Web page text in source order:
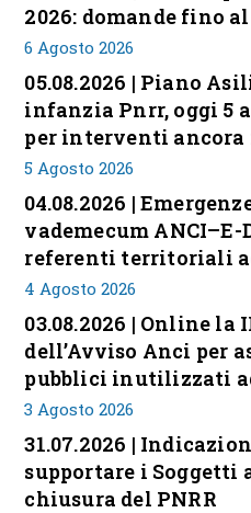
2026: domande fino
6 Agosto 2026
05.08.2026 | Piano
infanzia Pnrr, oggi 5
per interventi ancora
5 Agosto 2026
04.08.2026 |
vademecum
referenti territoriali
4 Agosto 2026
03.08.2026 | Online la
dell’Avviso Anci per
pubblici inutilizzati
3 Agosto 2026
31.07.2026 |
supportare i
chiusura del PNRR